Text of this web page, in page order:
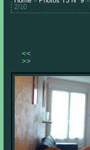
2/10
<<
>>